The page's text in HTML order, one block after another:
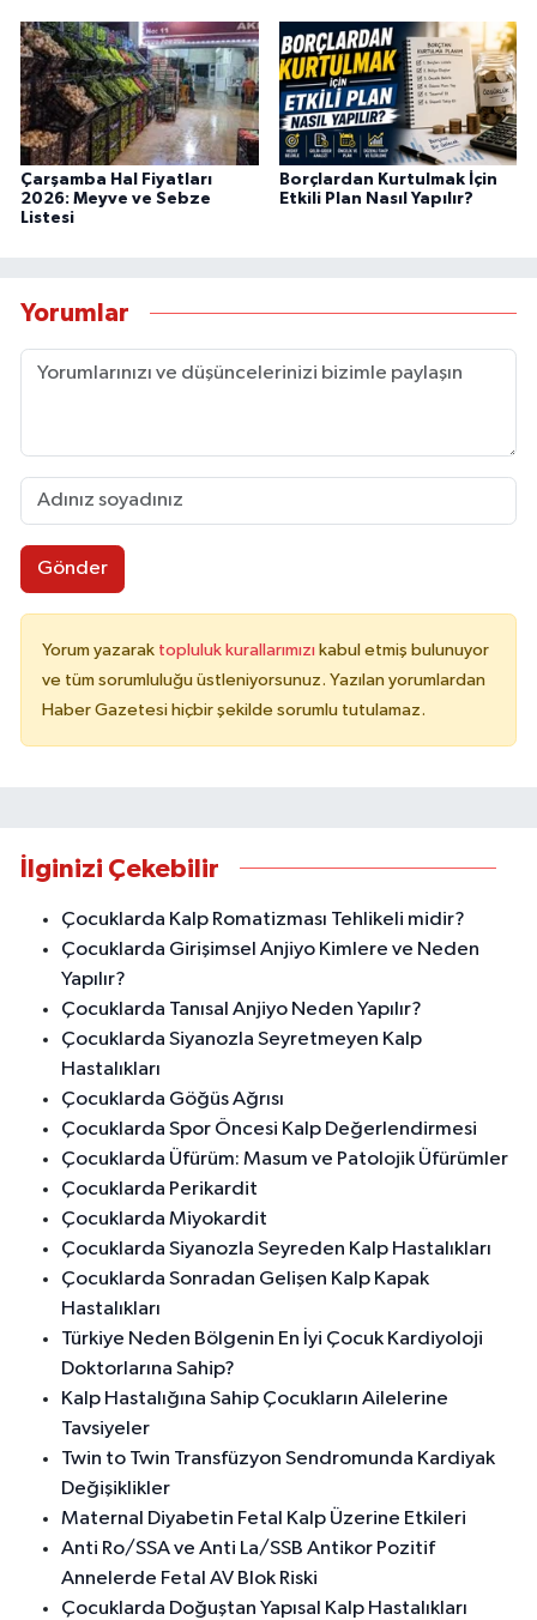
Çarşamba Hal Fiyatları
2026: Meyve ve Sebze
Listesi
Borçlardan Kurtulmak İçin
Etkili Plan Nasıl Yapılır?
Yorumlar
Gönder
Yorum yazarak topluluk kurallarımızı kabul etmiş bulunuyor
ve tüm sorumluluğu üstleniyorsunuz. Yazılan yorumlardan
Haber Gazetesi hiçbir şekilde sorumlu tutulamaz.
İlginizi Çekebilir
Çocuklarda Kalp Romatizması Tehlikeli midir?
Çocuklarda Girişimsel Anjiyo Kimlere ve Neden
Yapılır?
Çocuklarda Tanısal Anjiyo Neden Yapılır?
Çocuklarda Siyanozla Seyretmeyen Kalp
Hastalıkları
Çocuklarda Göğüs Ağrısı
Çocuklarda Spor Öncesi Kalp Değerlendirmesi
Çocuklarda Üfürüm: Masum ve Patolojik Üfürümler
Çocuklarda Perikardit
Çocuklarda Miyokardit
Çocuklarda Siyanozla Seyreden Kalp Hastalıkları
Çocuklarda Sonradan Gelişen Kalp Kapak
Hastalıkları
Türkiye Neden Bölgenin En İyi Çocuk Kardiyoloji
Doktorlarına Sahip?
Kalp Hastalığına Sahip Çocukların Ailelerine
Tavsiyeler
Twin to Twin Transfüzyon Sendromunda Kardiyak
Değişiklikler
Maternal Diyabetin Fetal Kalp Üzerine Etkileri
Anti Ro/SSA ve Anti La/SSB Antikor Pozitif
Annelerde Fetal AV Blok Riski
Çocuklarda Doğuştan Yapısal Kalp Hastalıkları